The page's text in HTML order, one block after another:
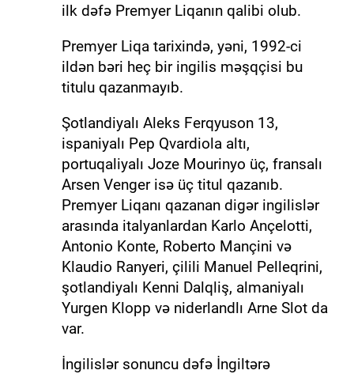
ilk dəfə Premyer Liqanın qalibi olub.
Premyer Liqa tarixində, yəni, 1992-ci
ildən bəri heç bir ingilis məşqçisi bu
titulu qazanmayıb.
Şotlandiyalı Aleks Ferqyuson 13,
ispaniyalı Pep Qvardiola altı,
portuqaliyalı Joze Mourinyo üç, fransalı
Arsen Venger isə üç titul qazanıb.
Premyer Liqanı qazanan digər ingilislər
arasında italyanlardan Karlo Ançelotti,
Antonio Konte, Roberto Mançini və
Klaudio Ranyeri, çilili Manuel Pelleqrini,
şotlandiyalı Kenni Dalqliş, almaniyalı
Yurgen Klopp və niderlandlı Arne Slot da
var.
İngilislər sonuncu dəfə İngiltərə